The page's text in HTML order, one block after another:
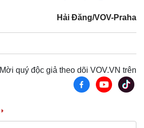
Hải Đăng/VOV-Praha
Mời quý độc giả theo dõi VOV.VN trên